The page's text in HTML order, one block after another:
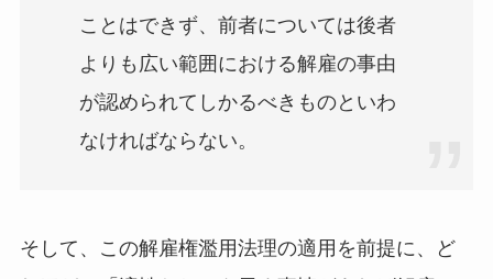
ことはできず、前者については後者
よりも広い範囲における解雇の事由
が認められてしかるべきものといわ
なければならない。
そして、この解雇権濫用法理の適用を前提に、ど